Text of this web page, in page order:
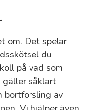
om. Det spelar
du
på vad som
gäller såklart
bortforsling av